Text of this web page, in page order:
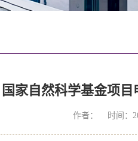
国家自然科学基金项
作者： 时间：